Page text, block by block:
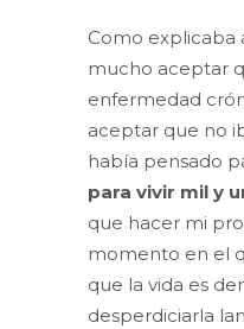
Como explicaba
mucho aceptar
enfermedad
aceptar que no
había pensado
para vivir mil y
que hacer mi
momento en el
que la vida es
desperdiciarla